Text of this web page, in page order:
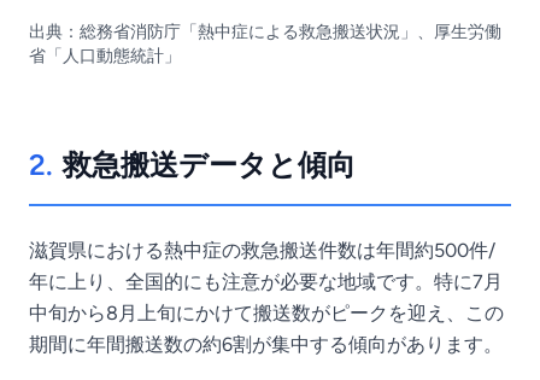
出典：総務省消防庁「熱中症による救急搬送状況」、厚生労働
省「人口動態統計」
2. 救急搬送データと傾向
滋賀県における熱中症の救急搬送件数は年間約500件/
年に上り、全国的にも注意が必要な地域です。特に7月
中旬から8月上旬にかけて搬送数がピークを迎え、この
期間に年間搬送数の約6割が集中する傾向があります。